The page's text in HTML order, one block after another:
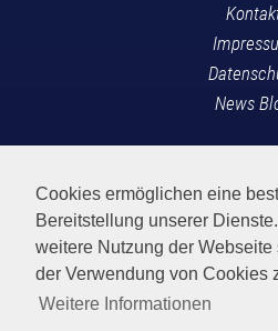
Cookies ermöglichen eine
Bereitstellung unserer
weitere Nutzung der Webseite
der Verwendung von Cookies
Weitere Informationen
News